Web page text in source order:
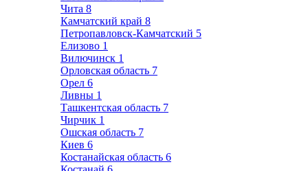
Чита 8
Камчатский край 8
Петропавловск-Камчатский 5
Елизово 1
Вилючинск 1
Орловская область 7
Орел 6
Ливны 1
Ташкентская область 7
Чирчик 1
Ошская область 7
Киев 6
Костанайская область 6